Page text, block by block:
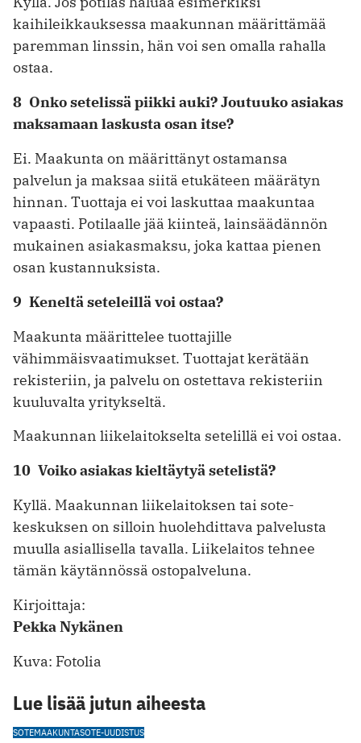
kaihileikkauksessa maakunnan määrittämää
paremman linssin, hän voi sen omalla rahalla
ostaa.
8 Onko setelissä piikki auki? Joutuuko asiakas
maksamaan laskusta osan itse?
Ei. Maakunta on määrittänyt ostamansa
palvelun ja maksaa siitä etukäteen määrätyn
hinnan. Tuottaja ei voi laskuttaa maakuntaa
vapaasti. Potilaalle jää kiinteä, lainsäädännön
mukainen asiakasmaksu, joka kattaa pienen
osan kustannuksista.
9 Keneltä seteleillä voi ostaa?
Maakunta määrittelee tuottajille
vähimmäisvaatimukset. Tuottajat kerätään
rekisteriin, ja palvelu on ostettava rekisteriin
kuuluvalta yritykseltä.
Maakunnan liikelaitokselta setelillä ei voi ostaa.
10 Voiko asiakas kieltäytyä setelistä?
Kyllä. Maakunnan liikelaitoksen tai sote-
keskuksen on silloin huolehdittava palvelusta
muulla asiallisella tavalla. Liikelaitos tehnee
tämän käytännössä ostopalveluna.
Kirjoittaja:
Pekka Nykänen
Kuva: Fotolia
Lue lisää jutun aiheesta
SOTEMAAKUNTASOTE-UUDISTUS